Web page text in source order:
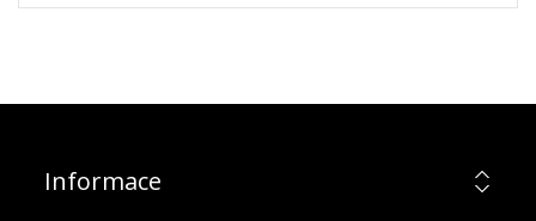
Informace